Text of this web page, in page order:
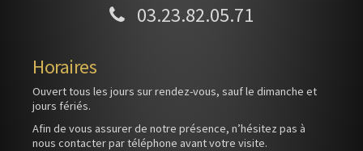
03.23.82.05.71
Horaires
Ouvert tous les jours sur rendez-vous, sauf le dimanche et
jours fériés.
Afin de vous assurer de notre présence, n’hésitez pas à
nous contacter par téléphone avant votre visite.